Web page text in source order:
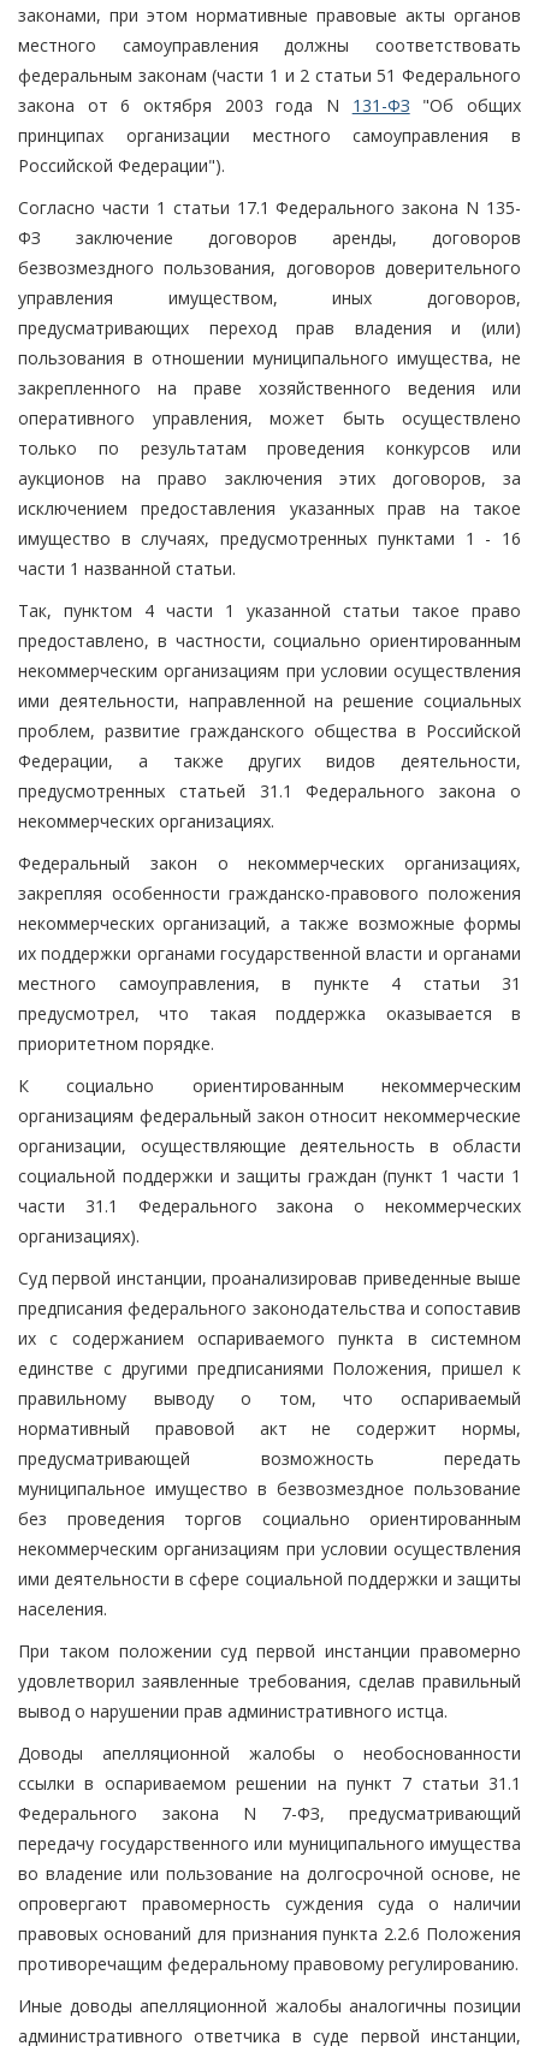
законами, при этом нормативные правовые акты органов
местного самоуправления должны соответствовать
федеральным законам (части 1 и 2 статьи 51 Федерального
закона от 6 октября 2003 года N 131-ФЗ "Об общих
принципах организации местного самоуправления в
Российской Федерации").
Согласно части 1 статьи 17.1 Федерального закона N 135-
ФЗ заключение договоров аренды, договоров
безвозмездного пользования, договоров доверительного
управления имуществом, иных договоров,
предусматривающих переход прав владения и (или)
пользования в отношении муниципального имущества, не
закрепленного на праве хозяйственного ведения или
оперативного управления, может быть осуществлено
только по результатам проведения конкурсов или
аукционов на право заключения этих договоров, за
исключением предоставления указанных прав на такое
имущество в случаях, предусмотренных пунктами 1 - 16
части 1 названной статьи.
Так, пунктом 4 части 1 указанной статьи такое право
предоставлено, в частности, социально ориентированным
некоммерческим организациям при условии осуществления
ими деятельности, направленной на решение социальных
проблем, развитие гражданского общества в Российской
Федерации, а также других видов деятельности,
предусмотренных статьей 31.1 Федерального закона о
некоммерческих организациях.
Федеральный закон о некоммерческих организациях,
закрепляя особенности гражданско-правового положения
некоммерческих организаций, а также возможные формы
их поддержки органами государственной власти и органами
местного самоуправления, в пункте 4 статьи 31
предусмотрел, что такая поддержка оказывается в
приоритетном порядке.
К социально ориентированным некоммерческим
организациям федеральный закон относит некоммерческие
организации, осуществляющие деятельность в области
социальной поддержки и защиты граждан (пункт 1 части 1
части 31.1 Федерального закона о некоммерческих
организациях).
Суд первой инстанции, проанализировав приведенные выше
предписания федерального законодательства и сопоставив
их с содержанием оспариваемого пункта в системном
единстве с другими предписаниями Положения, пришел к
правильному выводу о том, что оспариваемый
нормативный правовой акт не содержит нормы,
предусматривающей возможность передать
муниципальное имущество в безвозмездное пользование
без проведения торгов социально ориентированным
некоммерческим организациям при условии осуществления
ими деятельности в сфере социальной поддержки и защиты
населения.
При таком положении суд первой инстанции правомерно
удовлетворил заявленные требования, сделав правильный
вывод о нарушении прав административного истца.
Доводы апелляционной жалобы о необоснованности
ссылки в оспариваемом решении на пункт 7 статьи 31.1
Федерального закона N 7-ФЗ, предусматривающий
передачу государственного или муниципального имущества
во владение или пользование на долгосрочной основе, не
опровергают правомерность суждения суда о наличии
правовых оснований для признания пункта 2.2.6 Положения
противоречащим федеральному правовому регулированию.
Иные доводы апелляционной жалобы аналогичны позиции
административного ответчика в суде первой инстанции,